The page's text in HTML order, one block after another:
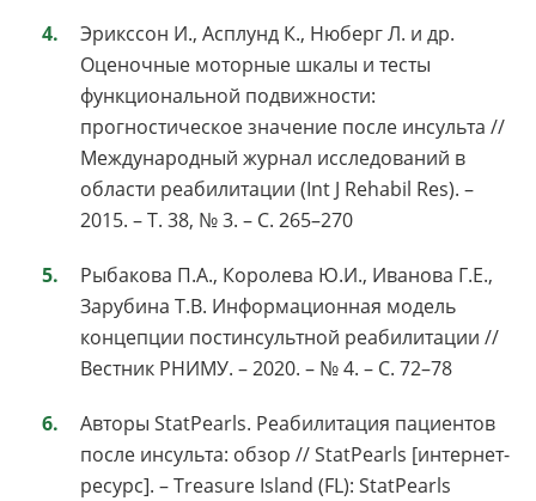
Эрикссон И., Асплунд К., Нюберг Л. и др.
Оценочные моторные шкалы и тесты
функциональной подвижности:
прогностическое значение после инсульта //
Международный журнал исследований в
области реабилитации (Int J Rehabil Res). –
2015. – Т. 38, № 3. – С. 265–270
Рыбакова П.А., Королева Ю.И., Иванова Г.Е.,
Зарубина Т.В. Информационная модель
концепции постинсультной реабилитации //
Вестник РНИМУ. – 2020. – № 4. – С. 72–78
Авторы StatPearls. Реабилитация пациентов
после инсульта: обзор // StatPearls [интернет-
ресурс]. – Treasure Island (FL): StatPearls